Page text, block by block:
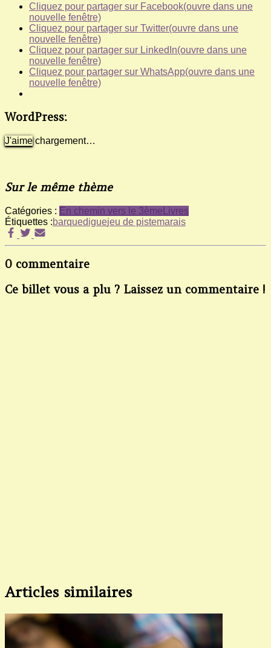
Cliquez pour partager sur Facebook(ouvre dans une
nouvelle fenêtre)
Cliquez pour partager sur Twitter(ouvre dans une
nouvelle fenêtre)
Cliquez pour partager sur LinkedIn(ouvre dans une
nouvelle fenêtre)
Cliquez pour partager sur WhatsApp(ouvre dans une
nouvelle fenêtre)
WordPress:
J'aime chargement…
Sur le même thème
Catégories : En chemin vers le 3ème Livres
Étiquettes :barquediguejeu de pistemarais
0 commentaire
Ce billet vous a plu ? Laissez un commentaire !
Articles similaires